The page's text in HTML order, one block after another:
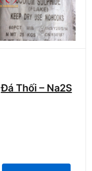
Đá Thối – Na2S